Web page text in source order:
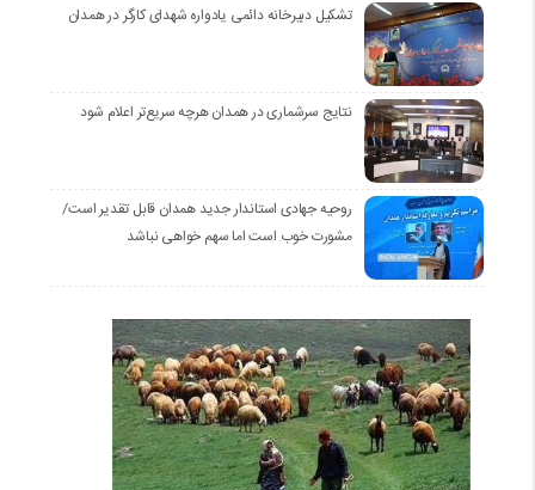
تشکیل دبیرخانه دائمی یادواره شهدای کارگر در همدان
نتایج سرشماری در همدان هرچه سریع‌تر اعلام شود
روحیه جهادی استاندار جدید همدان قابل تقدیر است/
مشورت خوب است اما سهم خواهی نباشد